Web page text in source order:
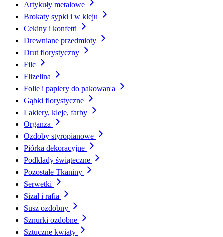
Artykuły metalowe
Brokaty sypki i w kleju
Cekiny i konfetti
Drewniane przedmioty
Drut florystyczny
Filc
Flizelina
Folie i papiery do pakowania
Gąbki florystyczne
Lakiery, kleje, farby
Organza
Ozdoby styropianowe
Piórka dekoracyjne
Podkłady świąteczne
Pozostałe Tkaniny
Serwetki
Sizal i rafia
Susz ozdobny
Sznurki ozdobne
Sztuczne kwiaty